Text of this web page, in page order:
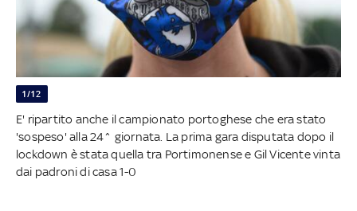
1/12
E' ripartito anche il campionato portoghese che era stato
'sospeso' alla 24^ giornata. La prima gara disputata dopo il
lockdown è stata quella tra Portimonense e Gil Vicente vinta
dai padroni di casa 1-0